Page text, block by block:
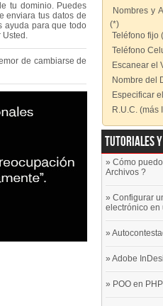
tu dominio. Puedes
enviara tus datos de
ayuda para que todo
Usted.
de cambiarse de
 Nombres
(*)
 Teléfono fijo
 Teléfono
 Escanear
 Nombre
 Especificar
 R.U.C. (más
Tutoriales y
» Cómo
Archivos ?
» Configurar
electrónico en
»
» Adobe
» POO en PHP